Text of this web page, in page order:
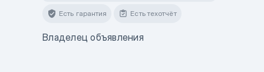
Есть гарантия Есть техотчёт
Владелец объявления